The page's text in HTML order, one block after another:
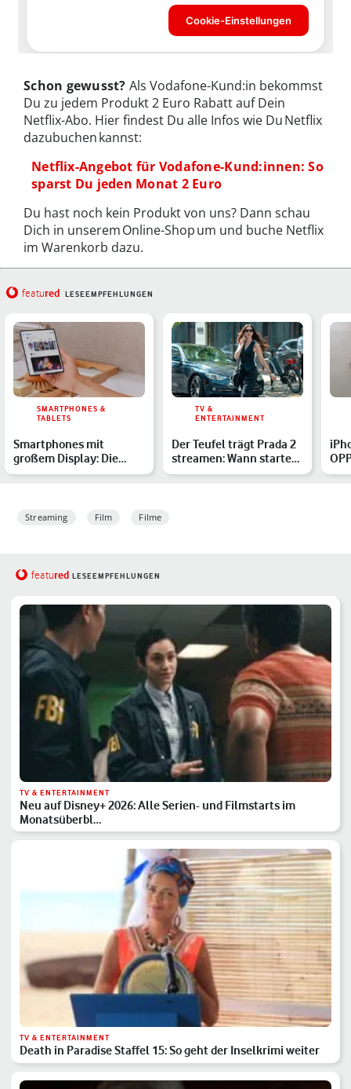
Schon gewusst? Als Vodafone-Kund:in bekommst
Du zu jedem Produkt 2 Euro Rabatt auf Dein
Netflix-Abo. Hier findest Du alle Infos wie Du Netflix
dazubuchen kannst:
Netflix-Angebot für Vodafone-Kund:innen: So
sparst Du jeden Monat 2 Euro
Du hast noch kein Produkt von uns? Dann schau
Dich in unserem Online-Shop um und buche Netflix
im Warenkorb dazu.
featured LESEEMPFEHLUNGEN
SMARTPHONES &
TABLETS
Smartphones mit
großem Display: Die
besten Modelle im
TV &
ENTERTAINMENT
Der Teufel trägt Prada 2
streamen: Wann startet
die Glamour-Komöd…
Streaming Film Filme
featured LESEEMPFEHLUNGEN
TV & ENTERTAINMENT
Neu auf Disney+ 2026: Alle Serien- und Filmstarts im
Monatsüberbl…
TV & ENTERTAINMENT
Death in Paradise Staffel 15: So geht der Inselkrimi weiter